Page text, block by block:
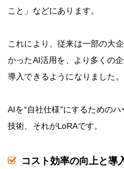
こと」などにあります。
これにより、従来は一部の大
かったAI活用を、より多くの
導入できるようになりました。
AIを“自社仕様”にするための
技術、それがLoRAです。
コスト効率の向上と導